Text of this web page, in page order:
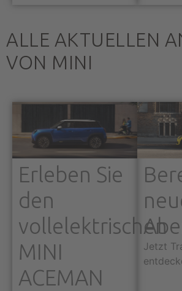
ALLE AKTUELLEN
VON MINI
Erleben Sie
den
vollelektrischen
MINI
ACEMAN
Jetzt